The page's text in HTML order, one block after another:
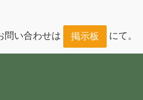
問い合わせは 掲示板 にて。